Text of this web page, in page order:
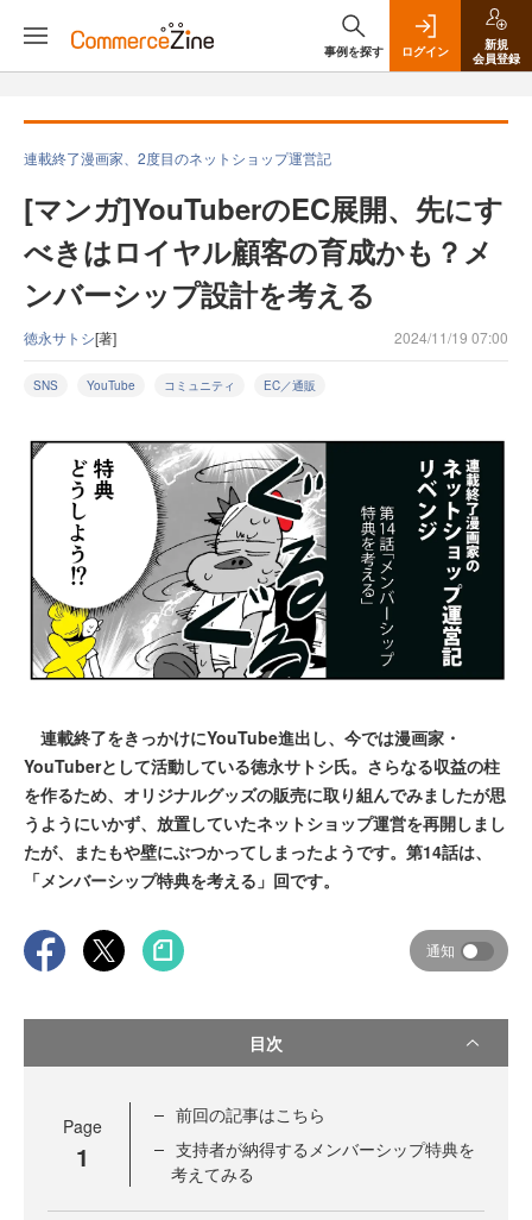
事例を探す ログイン
新規
会員登録
連載終了漫画家、2度目のネットショップ運営記
[マンガ]YouTuberのEC展開、先にす
べきはロイヤル顧客の育成かも？メ
ンバーシップ設計を考える
徳永サトシ[著] 2024/11/19 07:00
SNS YouTube コミュニティ EC／通販
連載終了をきっかけにYouTube進出し、今では漫画家・
YouTuberとして活動している徳永サトシ氏。さらなる収益の柱
を作るため、オリジナルグッズの販売に取り組んでみましたが思
うようにいかず、放置していたネットショップ運営を再開しまし
たが、またもや壁にぶつかってしまったようです。第14話は、
「メンバーシップ特典を考える」回です。
通知
目次
Page
1
前回の記事はこちら
支持者が納得するメンバーシップ特典を
考えてみる